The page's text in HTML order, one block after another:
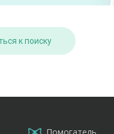
к поиску